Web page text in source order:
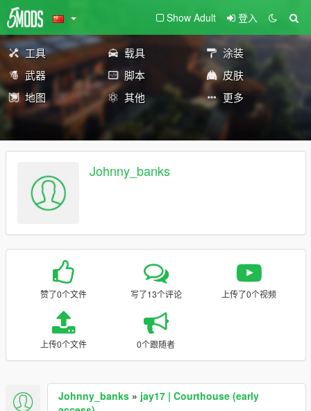
Show Adult 登入
工具 载具
涂装
武器
脚本
皮肤
地图
其他 更多
Johnny_banks
赞了0个文件 写了13个评论 上传了0个视频
上传0个文件 0个跟随者
Johnny_banks » jay17 | Courthouse (early